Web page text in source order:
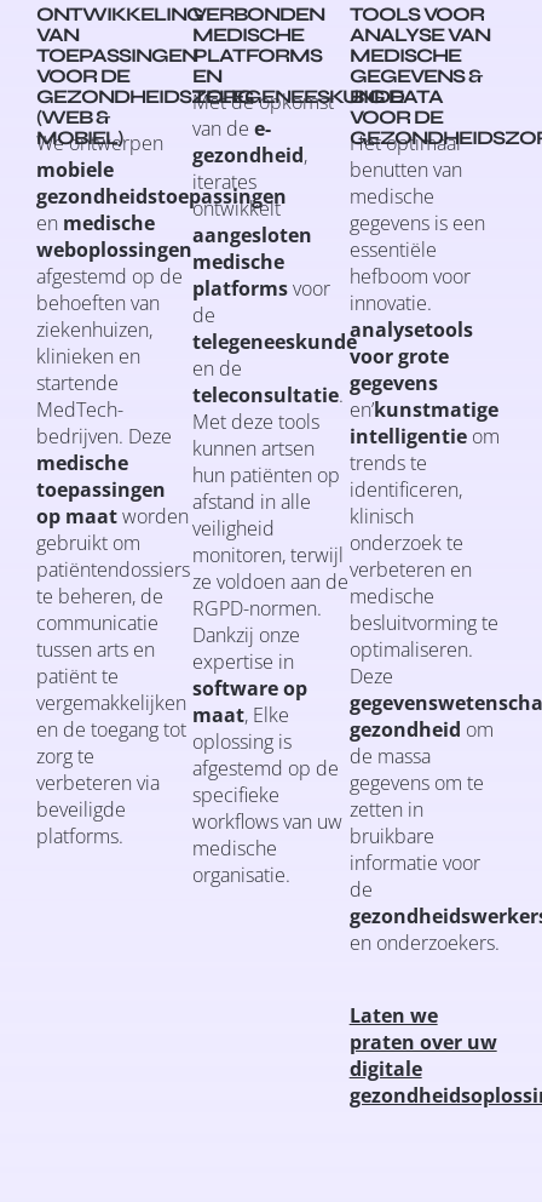
ONTWIKKELING
VAN
TOEPASSINGEN
VOOR DE
GEZONDHEIDSZORG
(WEB &
MOBIEL)
We ontwerpen
mobiele
gezondheidstoepassingen
en medische
weboplossingen
afgestemd op de
behoeften van
ziekenhuizen,
klinieken en
startende
MedTech-
bedrijven. Deze
medische
toepassingen
op maatworden
gebruikt om
patiëntendossiers
te beheren, de
communicatie
tussen arts en
patiënt te
vergemakkelijken
en de toegang tot
zorg te
verbeteren via
beveiligde
platforms.
VERBONDEN
MEDISCHE
PLATFORMS
EN
TELEGENEESKUNDE
Met de opkomst
van dee-
gezondheid,
iterates
ontwikkelt
aangesloten
medische
platformsvoor
de
telegeneeskunde
en de
teleconsultatie.
Met deze tools
kunnen artsen
hun patiënten op
afstand in alle
veiligheid
monitoren, terwijl
ze voldoen aan de
RGPD-normen.
Dankzij onze
expertise in
software op
maat, Elke
oplossing is
afgestemd op de
specifieke
workflows van uw
medische
organisatie.
TOOLS VOOR
ANALYSE VAN
MEDISCHE
GEGEVENS &
BIG DATA
VOOR DE
Het optimaal
benutten van
medische
gegevens is een
essentiële
hefboom voor
innovatie.
analysetools
voor grote
gegevens
en’kunstmatige
intelligentieom
trends te
identificeren,
klinisch
onderzoek te
verbeteren en
medische
besluitvorming te
optimaliseren.
Deze
gezondheid om
de massa
gegevens om te
zetten in
bruikbare
informatie voor
de
en onderzoekers.
Laten we
praten over uw
digitale